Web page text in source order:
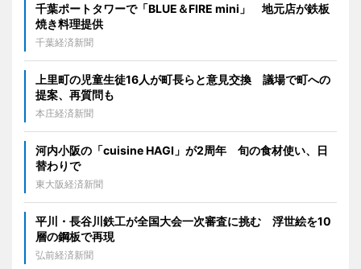
千葉ポートタワーで「BLUE＆FIRE mini」 地元店が鉄板
焼き料理提供
千葉経済新聞
上里町の児童生徒16人が町長らと意見交換 議場で町への
提案、再質問も
本庄経済新聞
河内小阪の「cuisine HAGI」が2周年 旬の食材使い、日
替わりで
東大阪経済新聞
平川・長谷川鉄工が全国大会一次審査に挑む 浮世絵を10
層の鋼板で再現
弘前経済新聞